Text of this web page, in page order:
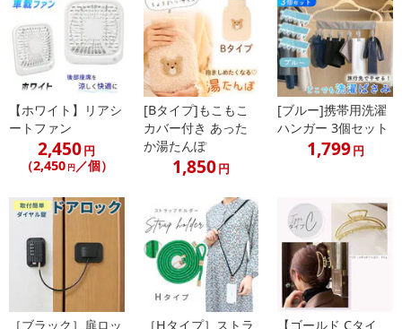
【ホワイト】リアシ
ートファン
2,450円
（2,450 円／個）
[Bタイプ]もこもこ
カバー付き あった
か湯たんぽ
1,850円
[ブルー]携帯用洗濯
ハンガー 3個セット
1,799円
［ブラック］扉ロッ
［Hタイプ］ストラ
【ゴールド Cタイ